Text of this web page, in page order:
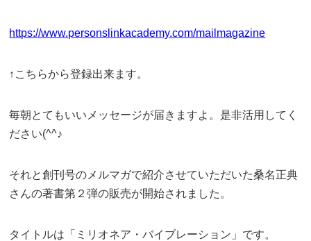
https://www.personslinkacademy.com/mailmagazine
↑こちらから登録出来ます。
毎朝とてもいいメッセージが届きますよ。是非活用してく
ださい(^^♪
それと創刊号のメルマガで紹介させていただいた桑名正典
さんの著書第２弾の販売が開始されました。
タイトルは「ミリオネア・バイブレーション」です。